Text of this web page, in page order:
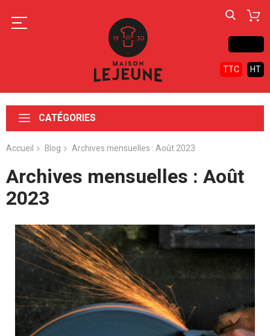
TTC HT
CATÉGORIES
Accueil Blog Archives mensuelles : Août 2023
Archives mensuelles : Août
2023